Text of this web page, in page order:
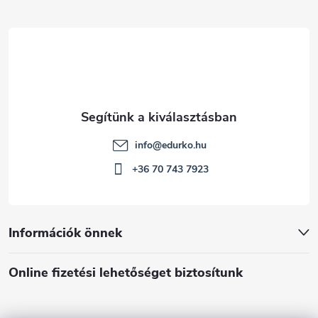
Információk önnek
Online fizetési lehetőséget biztosítunk
info@edurko.hu
+36 70 743 7923